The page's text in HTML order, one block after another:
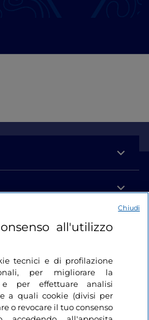
all'utilizzo
tecnici e di profilazione
per migliorare la
per effettuare analisi
a quali cookie (divisi per
o revocare il tuo consenso
Chiudi